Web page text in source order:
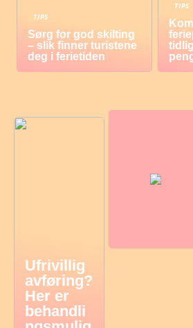
TIPS
Sørg for god skilting
– slik finner turistene
deg i ferietiden
TIPS
Ufrivillig
avføring?
Her er
behandli